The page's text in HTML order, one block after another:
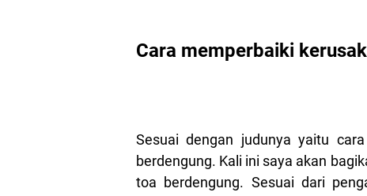
Cara memperbaiki
Sesuai dengan judunya yaitu
berdengung. Kali ini saya akan
toa berdengung. Sesuai dari